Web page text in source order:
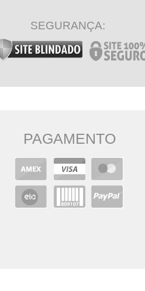
SEGURANÇA:
PAGAMENTO